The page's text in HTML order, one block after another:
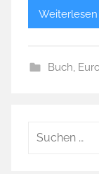
Weiterlesen
Buch,
Suchen